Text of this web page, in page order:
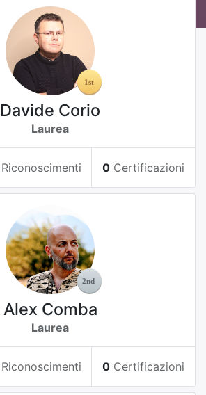
Davide Corio
Laurea
Riconoscimenti 0 Certificazioni
Alex Comba
Laurea
Riconoscimenti 0 Certificazioni